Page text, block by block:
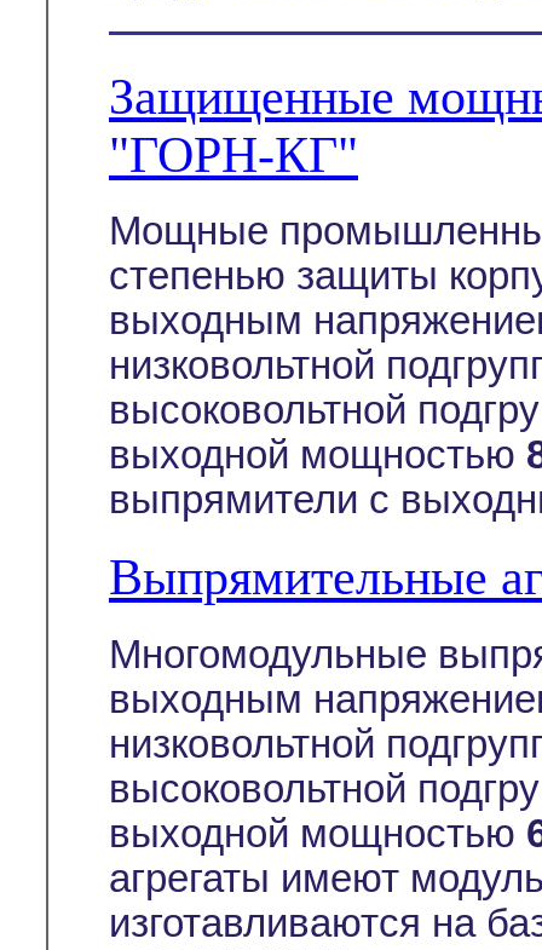
Защищенные
"ГОРН-КГ"
Мощные
степенью защиты
выходным
низковольтной
высоковольтной
выходной мощностью
выпрямители с
Выпрямительные
Многомодульные
выходным
низковольтной
высоковольтной
выходной мощностью
агрегаты имеют
изготавливаются на